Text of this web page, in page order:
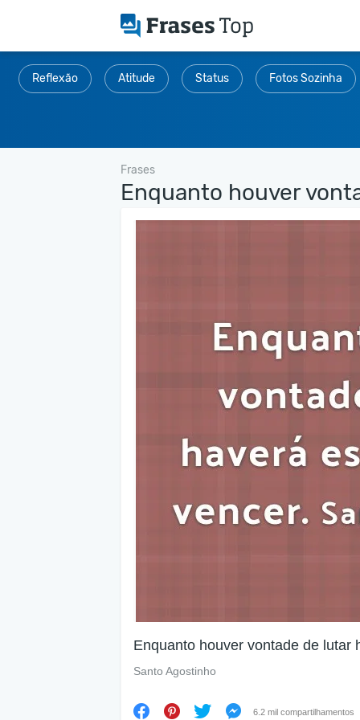
Reflexão Atitude Status Fotos Sozinha
Frases
Enquanto houver
Enquanto houver vontade de lutar
Santo Agostinho
6.2 mil compartilhamentos